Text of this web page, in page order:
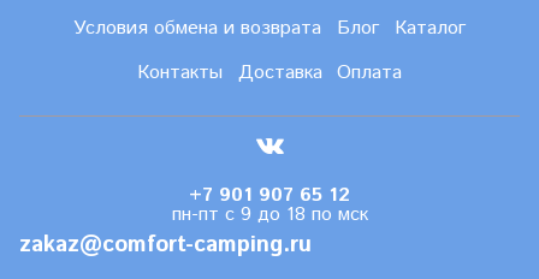
Условия обмена и возврата
Блог
Каталог
Контакты
Доставка Оплата
+7 901 907 65 12
пн-пт с 9 до 18 по мск
zakaz@comfort-camping.ru